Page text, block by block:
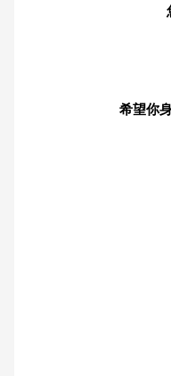
希望你